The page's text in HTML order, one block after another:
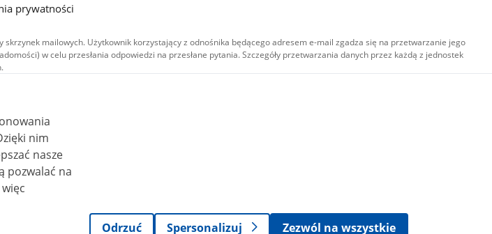
prywatności
mailowych. Użytkownik korzystający z odnośnika będącego adresem e-mail zgadza się na przetwarzanie jego
w celu przesłania odpowiedzi na przesłane pytania. Szczegóły przetwarzania danych przez każdą z jednostek
treści audiowizualnych), są
autorstwa - na tych samych
w tym zdjęcia, materiały audio i wideo,
uznanie autorstwa użycie niekomercyjne -
ile nie jest to stwierdzone inaczej.
nasze
Odrzuć
Spersonalizuj Zezwól na wszystkie